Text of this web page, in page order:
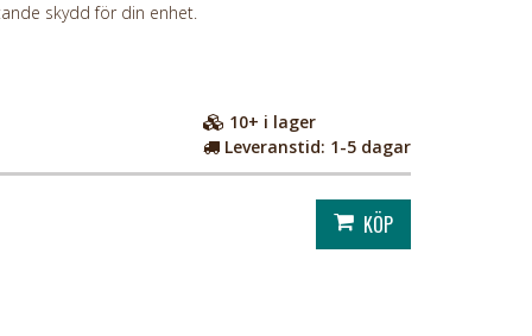
skydd för din enhet.
10+ i lager
Leveranstid: 1-5 dagar